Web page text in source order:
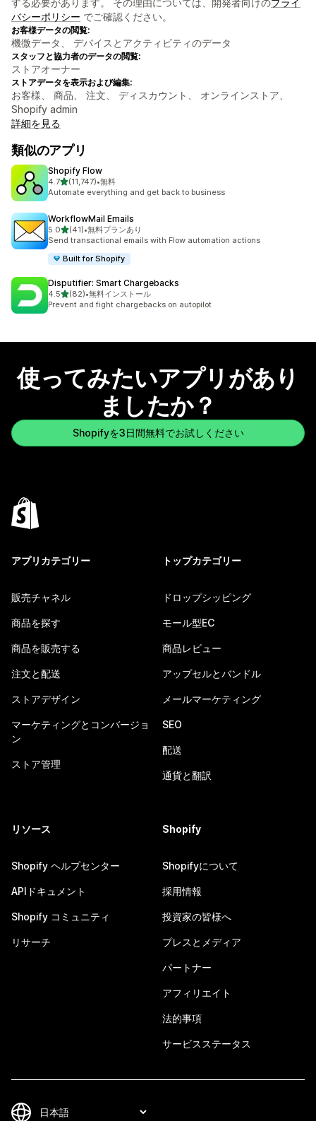
する必要があります。 その理由については、開発者向けのプライ
バシーポリシー でご確認ください。
お客様データの閲覧:
機微データ、 デバイスとアクティビティのデータ
スタッフと協力者のデータの閲覧:
ストアオーナー
ストアデータを表示および編集:
お客様、 商品、 注文、 ディスカウント、 オンラインストア、
Shopify admin
詳細を見る
類似のアプリ
Shopify Flow
4.75つ星中
(11,747)
合計レビュー数：11747件
•無料
Automate everything and get back to business
WorkflowMail Emails
5.05つ星中
(41)
合計レビュー数：41件
•無料プランあり
Send transactional emails with Flow automation actions
Built for Shopify
Disputifier: Smart Chargebacks
4.55つ星中
(82)
合計レビュー数：82件
•無料インストール
Prevent and fight chargebacks on autopilot
使ってみたいアプリがあり
ましたか？
Shopifyを3日間無料でお試しください
アプリカテゴリー
販売チャネル
商品を探す
商品を販売する
注文と配送
ストアデザイン
マーケティングとコンバージョ
ン
ストア管理
トップカテゴリー
ドロップシッピング
モール型EC
商品レビュー
アップセルとバンドル
メールマーケティング
SEO
配送
通貨と翻訳
リソース
Shopify ヘルプセンター
APIドキュメント
Shopify コミュニティ
リサーチ
Shopify
Shopifyについて
採用情報
投資家の皆様へ
プレスとメディア
パートナー
アフィリエイト
法的事項
サービスステータス